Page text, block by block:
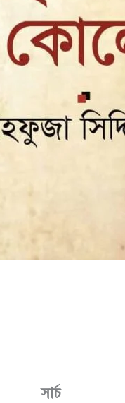
সার্চ